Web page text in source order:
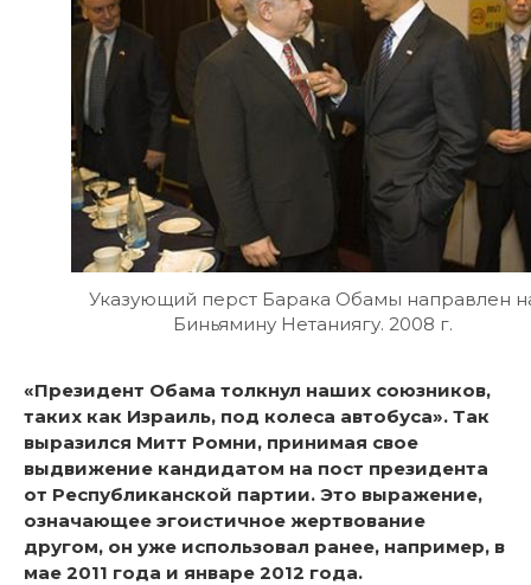
Указующий перст Барака Обамы направлен
Биньямину Нетаниягу. 2008 г.
«Президент Обама толкнул наших союзников,
таких как Израиль, под колеса автобуса». Так
выразился Митт Ромни, принимая свое
выдвижение кандидатом на пост президента
от Республиканской партии. Это выражение,
означающее эгоистичное жертвование
другом, он уже использовал ранее, например, в
мае 2011 года и январе 2012 года.